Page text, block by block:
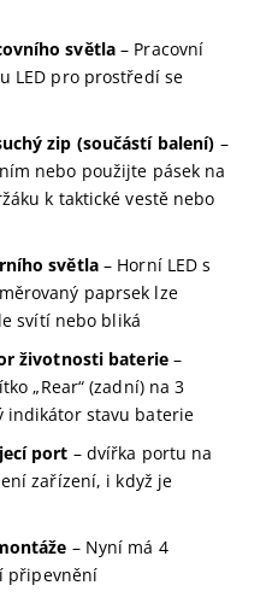
světla – Pracovní
LED pro prostředí se
zip (součástí balení) –
nebo použijte pásek na
k taktické vestě nebo
světla– Horní LED s
paprsek lze
svítí nebo bliká
životnosti baterie–
„Rear“ (zadní) na 3
indikátor stavu baterie
port – dvířka portu na
zařízení, i když je
– Nyní má 4
připevnění